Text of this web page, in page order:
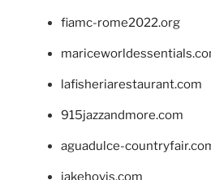
fiamc-rome2022.org
lafisheriarestaurant.com
915jazzandmore.com
aguadulce-
jakehovis.com